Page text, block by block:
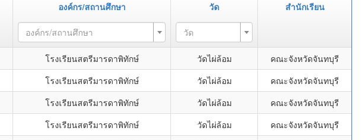
องค์กร/สถานศึกษา วัด สำนักเรียน
องค์กร/สถานศึกษา วัด
โรงเรียนสตรีมารดาพิทักษ์ วัดไผ่ล้อม
คณะจังหวัดจันทบุรี
โรงเรียนสตรีมารดาพิทักษ์ วัดไผ่ล้อม
คณะจังหวัดจันทบุรี
โรงเรียนสตรีมารดาพิทักษ์ วัดไผ่ล้อม
คณะจังหวัดจันทบุรี
โรงเรียนสตรีมารดาพิทักษ์ วัดไผ่ล้อม
คณะจังหวัดจันทบุรี